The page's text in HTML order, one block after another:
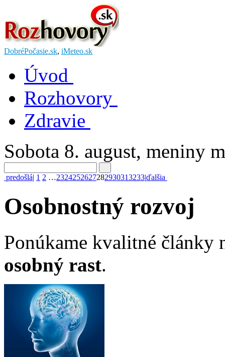
DobréPočasie.sk, iMeteo.sk
Úvod
Rozhovory
Zdravie
Sobota 8. august, meniny
predošlá| 1 2 …2324252627282930313233|ďalšia
Osobnostný rozvoj
Ponúkame kvalitné články
osobný rast.